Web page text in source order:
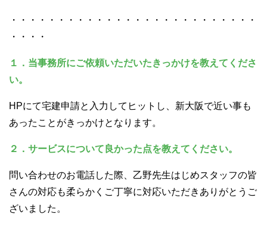
・・・・・・・・・・・・・・・・・・・・・・・・・・
・・・・
１．当事務所にご依頼いただいたきっかけを教えてくださ
い。
HPにて宅建申請と入力してヒットし、新大阪で近い事も
あったことがきっかけとなります。
２．サービスについて良かった点を教えてください。
問い合わせのお電話した際、乙野先生はじめスタッフの皆
さんの対応も柔らかくご丁寧に対応いただきありがとうご
ざいました。